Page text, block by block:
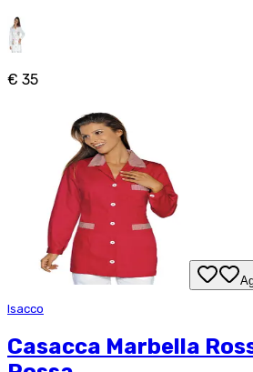
€ 35
Isacco
Casacca Marbella